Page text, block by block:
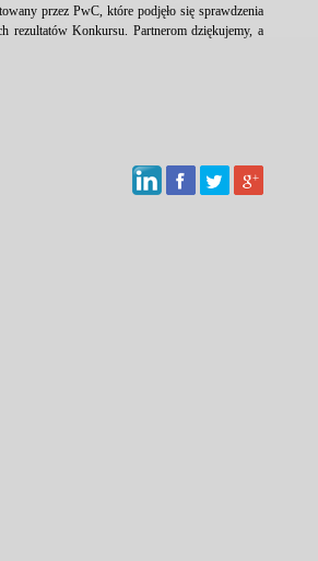
przez PwC, które podjęło się sprawdzenia
Konkursu. Partnerom dziękujemy, a